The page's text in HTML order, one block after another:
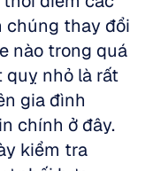
chúng thay đổi
nào trong quá
quỵ nhỏ là rất
gia đình
chính ở đây.
kiểm tra